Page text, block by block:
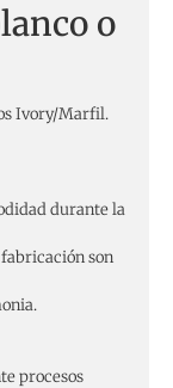
o
Ivory/Marfil.
durante la
son
procesos